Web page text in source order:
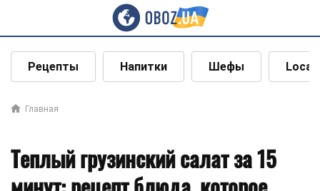
Рецепты Напитки Шефы Local
Главная
Теплый грузинский салат за 15